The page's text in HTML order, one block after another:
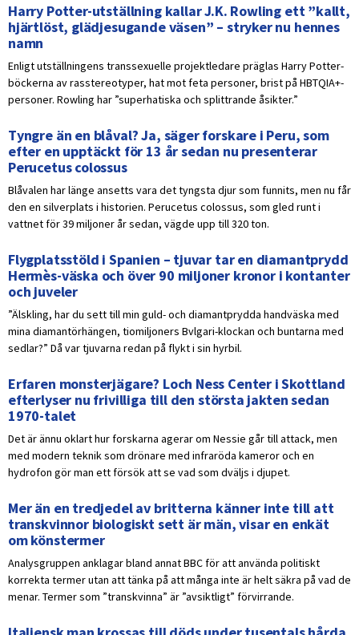
Harry Potter-utställning kallar J.K. Rowling ett ”kallt,
hjärtlöst, glädjesugande väsen” – stryker nu hennes
namn
Enligt utställningens transsexuelle projektledare präglas Harry Potter-
böckerna av rasstereotyper, hat mot feta personer, brist på HBTQIA+-
personer. Rowling har ”superhatiska och splittrande åsikter.”
Tyngre än en blåval? Ja, säger forskare i Peru, som
efter en upptäckt för 13 år sedan nu presenterar
Perucetus colossus
Blåvalen har länge ansetts vara det tyngsta djur som funnits, men nu får
den en silverplats i historien. Perucetus colossus, som gled runt i
vattnet för 39 miljoner år sedan, vägde upp till 320 ton.
Flygplatsstöld i Spanien – tjuvar tar en diamantprydd
Hermès-väska och över 90 miljoner kronor i kontanter
och juveler
”Älskling, har du sett till min guld- och diamantprydda handväska med
mina diamantörhängen, tiomiljoners Bvlgari-klockan och buntarna med
sedlar?” Då var tjuvarna redan på flykt i sin hyrbil.
Erfaren monsterjägare? Loch Ness Center i Skottland
efterlyser nu frivilliga till den största jakten sedan
1970-talet
Det är ännu oklart hur forskarna agerar om Nessie går till attack, men
med modern teknik som drönare med infraröda kameror och en
hydrofon gör man ett försök att se vad som dväljs i djupet.
Mer än en tredjedel av britterna känner inte till att
transkvinnor biologiskt sett är män, visar en enkät
om könstermer
Analysgruppen anklagar bland annat BBC för att använda politiskt
korrekta termer utan att tänka på att många inte är helt säkra på vad de
menar. Termer som ”transkvinna” är ”avsiktligt” förvirrande.